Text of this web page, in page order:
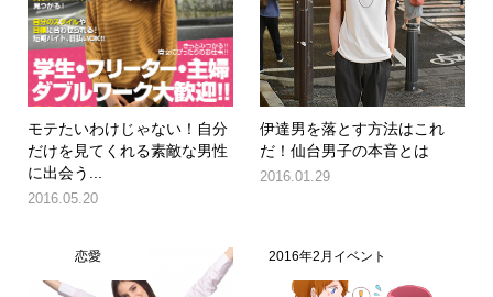
モテたいわけじゃない！自分
だけを見てくれる素敵な男性
に出会う...
2016.05.20
伊達男を落とす方法はこれ
だ！仙台男子の本音とは
2016.01.29
恋愛 2016年2月イベント